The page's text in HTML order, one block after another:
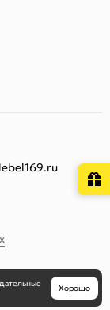
Хорошо